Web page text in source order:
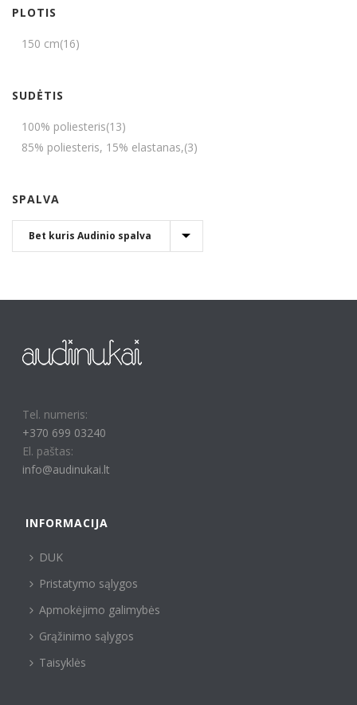
PLOTIS
150 cm(16)
SUDĖTIS
100% poliesteris(13)
85% poliesteris, 15% elastanas,(3)
SPALVA
Tel. numeris:
+370 699 03240
El. paštas:
info@audinukai.lt
INFORMACIJA
DUK
Pristatymo sąlygos
Apmokėjimo galimybės
Grąžinimo sąlygos
Taisyklės